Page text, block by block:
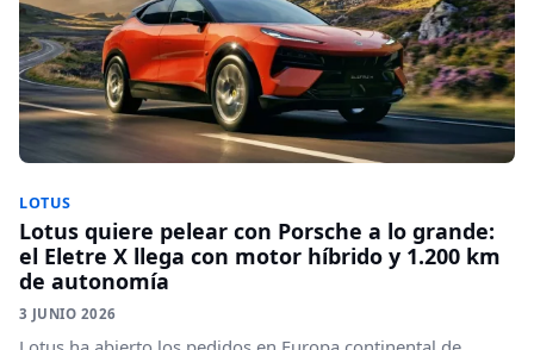
LOTUS
Lotus quiere pelear con Porsche a lo grande:
el Eletre X llega con motor híbrido y 1.200 km
de autonomía
3 JUNIO 2026